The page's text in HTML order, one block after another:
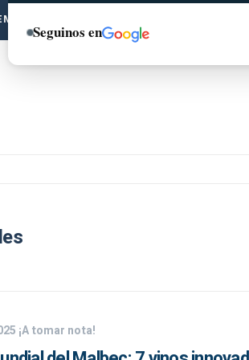
VERDE
¡A tomar nota!
Seguinos en